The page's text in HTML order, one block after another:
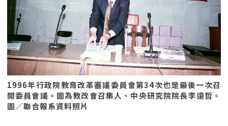
1996年行政院教育改革審議委員會第34次也是最後一次召
開委員會議。圖為教改會召集人、中央研究院院長李遠哲。
圖／聯合報系資料照片